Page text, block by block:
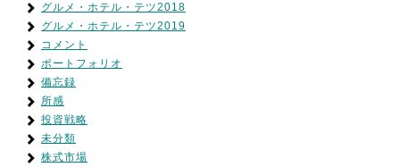
グルメ・ホテル・テツ2018
グルメ・ホテル・テツ2019
コメント
ポートフォリオ
備忘録
所感
投資戦略
未分類
株式市場